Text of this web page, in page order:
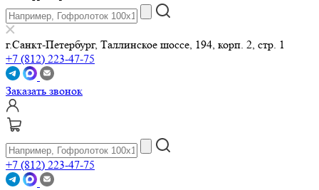
г.Санкт-Петербург, Таллинское шоссе, 194, корп. 2, стр. 1
+7 (812) 223-47-75
Заказать звонок
+7 (812) 223-47-75